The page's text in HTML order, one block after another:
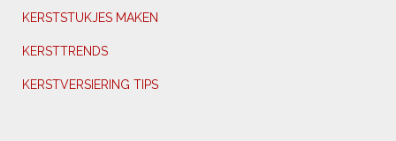
KERSTSTUKJES MAKEN
KERSTTRENDS
KERSTVERSIERING TIPS